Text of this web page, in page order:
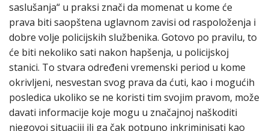
saslušanja“ u praksi znači da momenat u kome će
prava biti saopštena uglavnom zavisi od raspoloženja i
dobre volje policijskih službenika. Gotovo po pravilu, to
će biti nekoliko sati nakon hapšenja, u policijskoj
stanici. To stvara određeni vremenski period u kome
okrivljeni, nesvestan svog prava da ćuti, kao i mogućih
posledica ukoliko se ne koristi tim svojim pravom, može
davati informacije koje mogu u značajnoj naškoditi
njegovoj situaciji ili ga čak potpuno inkriminisati kao